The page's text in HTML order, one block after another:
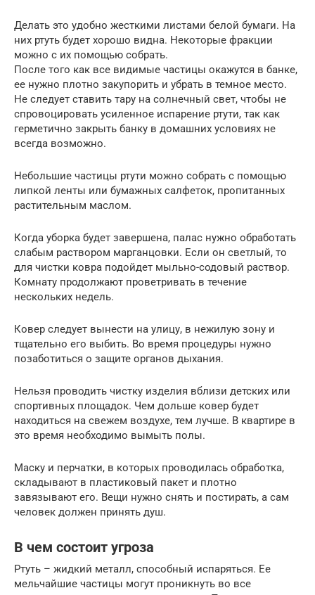
Делать это удобно жесткими листами белой бумаги. На
них ртуть будет хорошо видна. Некоторые фракции
можно с их помощью собрать.
После того как все видимые частицы окажутся в банке,
ее нужно плотно закупорить и убрать в темное место.
Не следует ставить тару на солнечный свет, чтобы не
спровоцировать усиленное испарение ртути, так как
герметично закрыть банку в домашних условиях не
всегда возможно.
Небольшие частицы ртути можно собрать с помощью
липкой ленты или бумажных салфеток, пропитанных
растительным маслом.
Когда уборка будет завершена, палас нужно обработать
слабым раствором марганцовки. Если он светлый, то
для чистки ковра подойдет мыльно-содовый раствор.
Комнату продолжают проветривать в течение
нескольких недель.
Ковер следует вынести на улицу, в нежилую зону и
тщательно его выбить. Во время процедуры нужно
позаботиться о защите органов дыхания.
Нельзя проводить чистку изделия вблизи детских или
спортивных площадок. Чем дольше ковер будет
находиться на свежем воздухе, тем лучше. В квартире в
это время необходимо вымыть полы.
Маску и перчатки, в которых проводилась обработка,
складывают в пластиковый пакет и плотно
завязывают его. Вещи нужно снять и постирать, а сам
человек должен принять душ.
В чем состоит угроза
Ртуть – жидкий металл, способный испаряться. Ее
мельчайшие частицы могут проникнуть во все